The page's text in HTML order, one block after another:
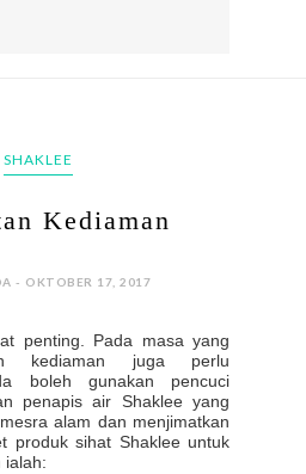
SHAKLEE
Kediaman
- OKTOBER 17, 2017
penting. Pada masa yang
kediaman juga perlu
boleh gunakan pencuci
penapis air Shaklee yang
alam dan menjimatkan
produk sihat Shaklee untuk
ialah: